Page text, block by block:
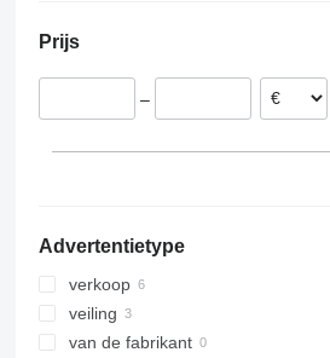
313
319
320
321
322
427
8008
8018
8025
8026
3369
Pecolift
Toucan
XS
Polen
Noorwegen
Prijs
–
Advertentietype
verkoop
veiling
van de fabrikant